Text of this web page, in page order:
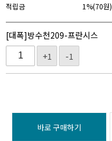
적립금 1%(70원)
[대폭]방수천209-프란시스
+1
-1
바로 구매하기